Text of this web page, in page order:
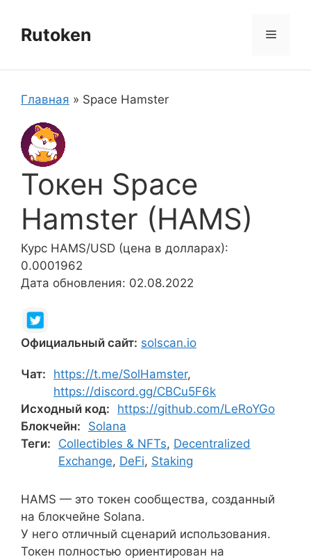
содержимому
Rutoken Меню
Главная » Space Hamster
Токен Space
Hamster (HAMS)
Курс HAMS/USD (цена в долларах):
0.0001962
Дата обновления: 02.08.2022
Официальный сайт: solscan.io
Чат: https://t.me/SolHamster,
https://discord.gg/CBCu5F6k
Исходный код:
https://github.com/LeRoYGo
Блокчейн:
Solana
Теги:
Collectibles & NFTs, Decentralized
Exchange, DeFi, Staking
HAMS — это токен сообщества, созданный
на блокчейне Solana.
У него отличный сценарий использования.
Токен полностью ориентирован на